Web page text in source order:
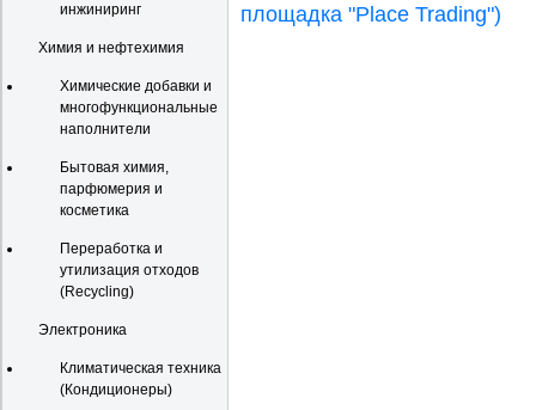
инжиниринг
Химия и нефтехимия
Химические добавки и
многофункциональные
наполнители
Бытовая химия,
парфюмерия и
косметика
Переработка и
утилизация отходов
(Recycling)
Электроника
Климатическая техника
(Кондиционеры)
площадка "Place Trading")